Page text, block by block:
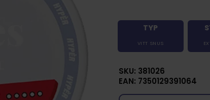
TYP
VITT SNUS
SKU: 381026
EAN: 7350129391064